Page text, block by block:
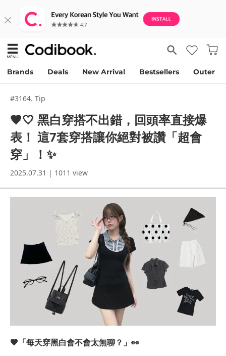
Brands Deals New Arrival Bestsellers Outer
#3164. Tip
🖤🤍 黑白穿搭不出錯，回頭率直接爆
表！ 這7套穿搭讓你絕對被讚「超會
穿」！✨
2025.07.31 | 1011 view
🖤「每天穿黑白會不會太無聊？」👀